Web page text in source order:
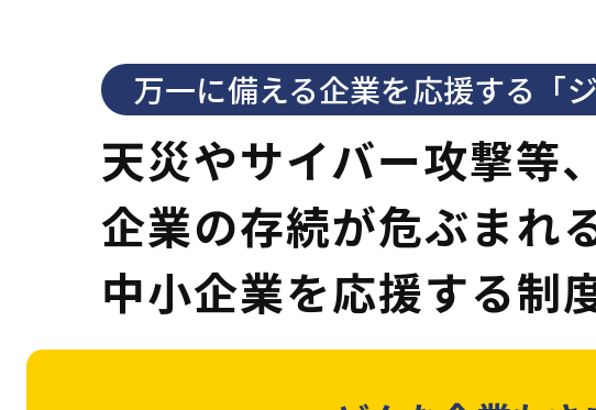
万一に備える企業を応援する「ジ
天災やサイバー攻撃等、
企業の存続が危ぶまれ
中小企業を応援する制